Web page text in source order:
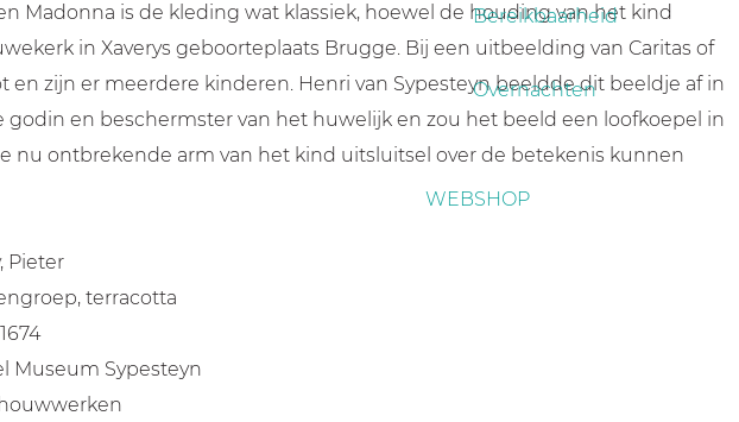
Bereikbaarheid
Overnachten
WEBSHOP
Madonna is de kleding wat klassiek, hoewel de houding van het kind
in Xaverys geboorteplaats Brugge. Bij een uitbeelding van Caritas of
zijn er meerdere kinderen. Henri van Sypesteyn beeldde dit beeldje af in
en beschermster van het huwelijk en zou het beeld een loofkoepel in
ontbrekende arm van het kind uitsluitsel over de betekenis kunnen
Pieter
terracotta
Museum Sypesteyn